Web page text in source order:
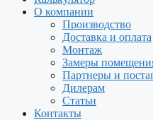
О компании
Производство
Доставка и оплата
Монтаж
Замеры
Партнеры и
Дилерам
Статьи
Контакты